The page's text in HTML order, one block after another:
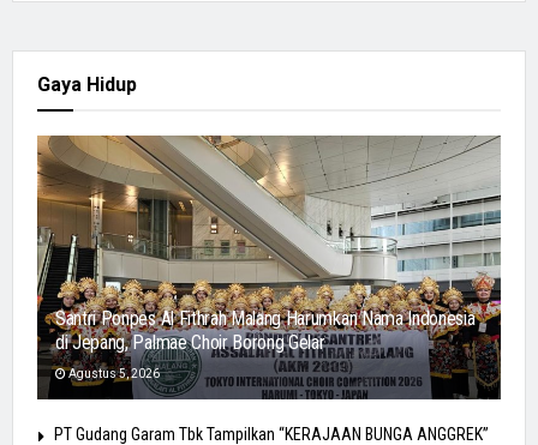
Gaya Hidup
Santri Ponpes Al Fithrah Malang Harumkan Nama Indonesia
di Jepang, Palmae Choir Borong Gelar
Agustus 5, 2026
PT Gudang Garam Tbk Tampilkan “KERAJAAN BUNGA ANGGREK”